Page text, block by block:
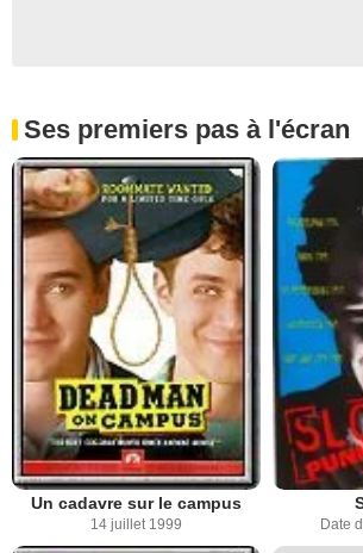
Ses premiers pas à l'écran
Un cadavre sur le campus
14 juillet 1999 Date